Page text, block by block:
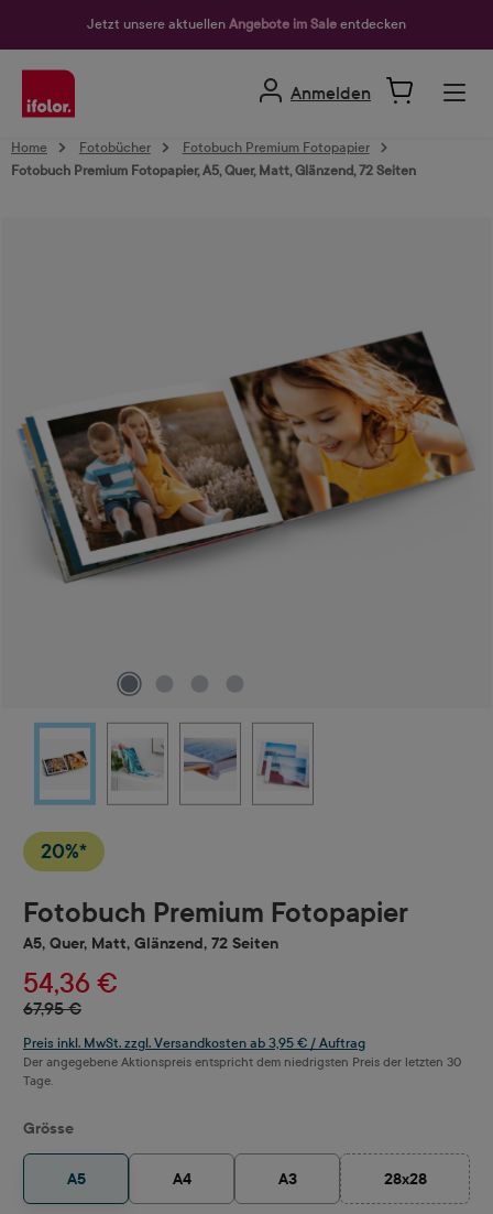
Jetzt unsere aktuellen Angebote im Sale entdecken
Anmelden
Home Fotobücher
Fotobuch Premium Fotopapier
Fotobuch Premium Fotopapier, A5, Quer, Matt, Glänzend, 72 Seiten
20%*
Fotobuch Premium Fotopapier
A5, Quer, Matt, Glänzend, 72 Seiten
54,36 €
67,95 €
Preis inkl. MwSt. zzgl. Versandkosten ab 3,95 € / Auftrag
Der angegebene Aktionspreis entspricht dem niedrigsten Preis der letzten 30
Tage.
Grösseauswählen
A5 A4 A3 28x28
(Diese